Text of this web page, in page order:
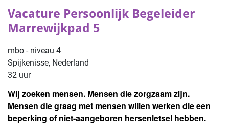
Vacature Persoonlijk Begeleider
Marrewijkpad 5
mbo - niveau 4
Spijkenisse, Nederland
32 uur
Wij zoeken mensen. Mensen die zorgzaam zijn.
Mensen die graag met mensen willen werken die een
beperking of niet-aangeboren hersenletsel hebben.